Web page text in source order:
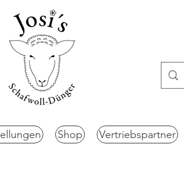
Shop Vertriebspartner